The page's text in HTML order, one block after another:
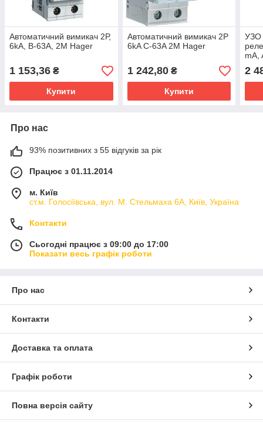
Автоматичний вимикач 2Р,
6kA, B-63A, 2M Hager
1 153,36 ₴
Купити
Автоматичний вимикач 2P
6kA C-63A 2M Hager
1 242,80₴
Купити
УЗО
mA,
2
Про нас
93% позитивних з 55 відгуків за рік
Працює з 01.11.2014
м. Київ
ст.м. Голосіївська, вул. М. Стельмаха 6А, Київ, Україна
Контакти
Сьогодні працює з 09:00 до 17:00
Показати весь графік роботи
Про нас
Контакти
Доставка та оплата
Графік роботи
Повна версія сайту